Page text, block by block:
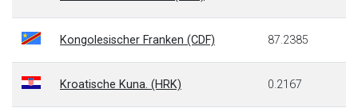
Kongolesischer Franken (CDF) 87.2385
Kroatische Kuna. (HRK) 0.2167